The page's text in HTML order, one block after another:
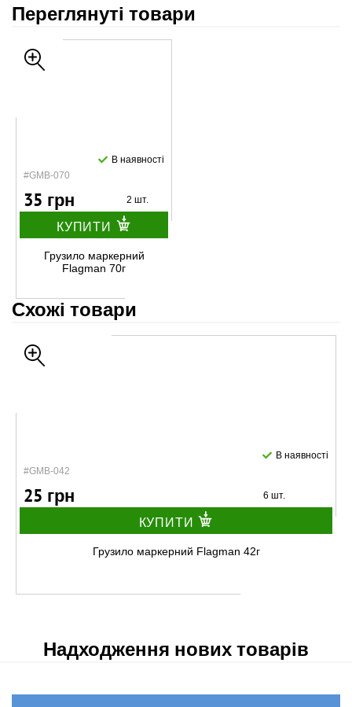
Переглянуті товари
#GMB-070
В наявності
35 грн 2 шт.
КУПИТИ
Грузило маркерний
Flagman 70г
Схожі товари
#GMB-042
В наявності
25 грн 6 шт.
КУПИТИ
Грузило маркерний Flagman 42г
Надходження нових товарів